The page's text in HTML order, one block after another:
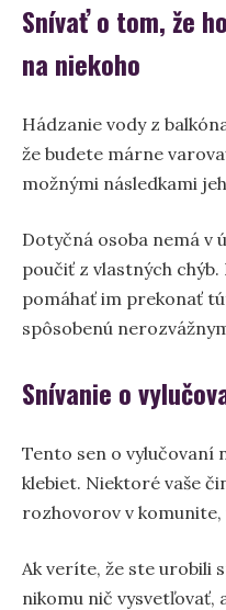
Snívať o tom, že
na niekoho
Hádzanie vody z
že budete márne
možnými následkami
Dotyčná osoba nemá v
poučiť z vlastných
pomáhať im prekonať
spôsobenú
Snívanie o
Tento sen o vylučovaní
klebiet. Niektoré vaše
rozhovorov v
Ak veríte, že ste urobili
nikomu nič vysvetľovať,